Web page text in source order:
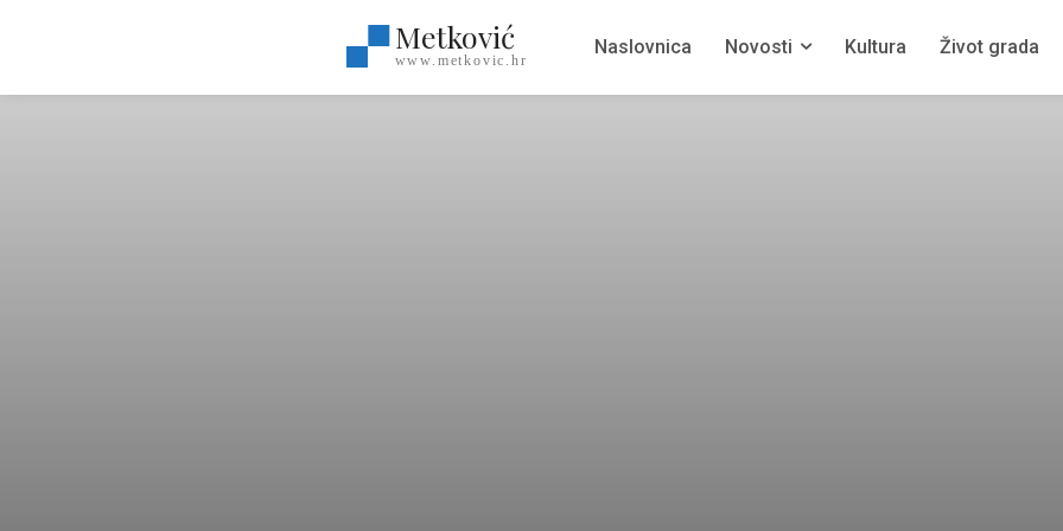
Metković
www.metkovic.hr
Naslovnica Novosti Kultura Život grada